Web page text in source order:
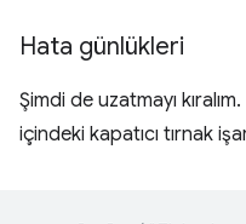
Hata günlükleri
Şimdi de uzatmayı
içindeki kapatıcı tırnak